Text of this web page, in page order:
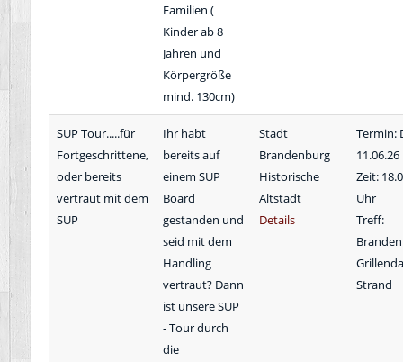
Familien (
Kinder ab 8
Jahren und
Körpergröße
mind. 130cm)
SUP Tour.....für
Fortgeschrittene,
oder bereits
vertraut mit dem
SUP
Ihr habt
bereits auf
einem SUP
Board
gestanden und
seid mit dem
Handling
vertraut? Dann
ist unsere SUP
- Tour durch
die
Stadt
Brandenburg
Historische
Altstadt
Details
Termin:
11.06.26
Zeit:
Uhr
Treff:
Strand